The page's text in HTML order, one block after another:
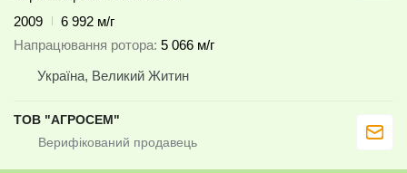
2009
6 992 м/г
Напрацювання ротора 5 066 м/г
Україна, Великий Житин
ТОВ "АГРОСЕМ"